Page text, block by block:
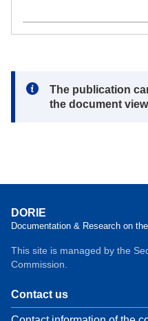
Note:
The publication
the document
DORIE
Documentation & Research on
This site is managed by the
Commission.
Contact us